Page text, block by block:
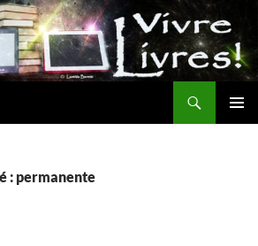
: permanente